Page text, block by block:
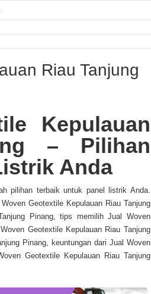
Riau Tanjung
Kepulauan
– Pilihan
Anda
pilihan terbaik untuk panel listrik Anda.
Geotextile Kepulauan Riau Tanjung
Pinang, tips memilih Jual Woven
Geotextile Kepulauan Riau Tanjung
Pinang, keuntungan dari Jual Woven
Geotextile Kepulauan Riau Tanjung